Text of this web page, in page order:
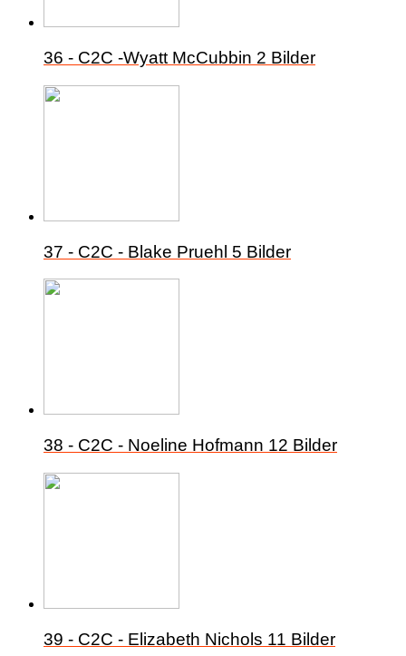
36 - C2C -Wyatt McCubbin 2 Bilder
37 - C2C - Blake Pruehl 5 Bilder
38 - C2C - Noeline Hofmann 12 Bilder
39 - C2C - Elizabeth Nichols 11 Bilder